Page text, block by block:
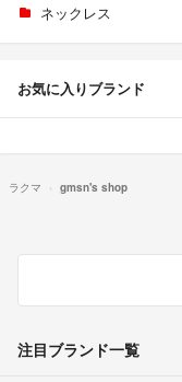
ネックレス
お気に入りブランド
ラクマ gmsn's shop
注目ブランド一覧